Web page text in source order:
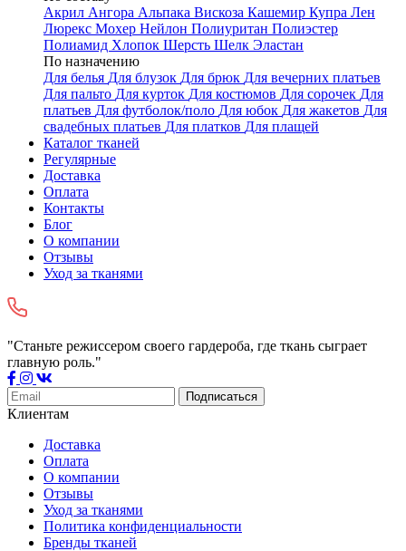
Акрил Ангора Альпака Вискоза Кашемир Купра Лен
Люрекс Мохер Нейлон Полиуритан Полиэстер
Полиамид Хлопок Шерсть Шелк Эластан
По назначению
Для белья Для блузок Для брюк Для вечерних платьев
Для пальто Для курток Для костюмов Для сорочек Для
платьев Для футболок/поло Для юбок Для жакетов Для
свадебных платьев Для платков Для плащей
Каталог тканей
Регулярные
Доставка
Оплата
Контакты
Блог
О компании
Отзывы
Уход за тканями
"Станьте режиссером своего гардероба, где ткань сыграет
главную роль."
Подписаться
Клиентам
Доставка
Оплата
О компании
Отзывы
Уход за тканями
Политика конфиденциальности
Бренды тканей